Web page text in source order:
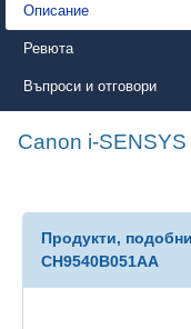
Описание
Ревюта
Въпроси и отговори
Canon i-
Продукти,
CH9540B051AA